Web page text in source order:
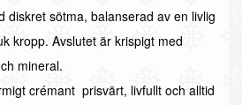
diskret sötma, balanserad av en livlig
kropp. Avslutet är krispigt med
mineral.
crémant  prisvärt, livfullt och alltid